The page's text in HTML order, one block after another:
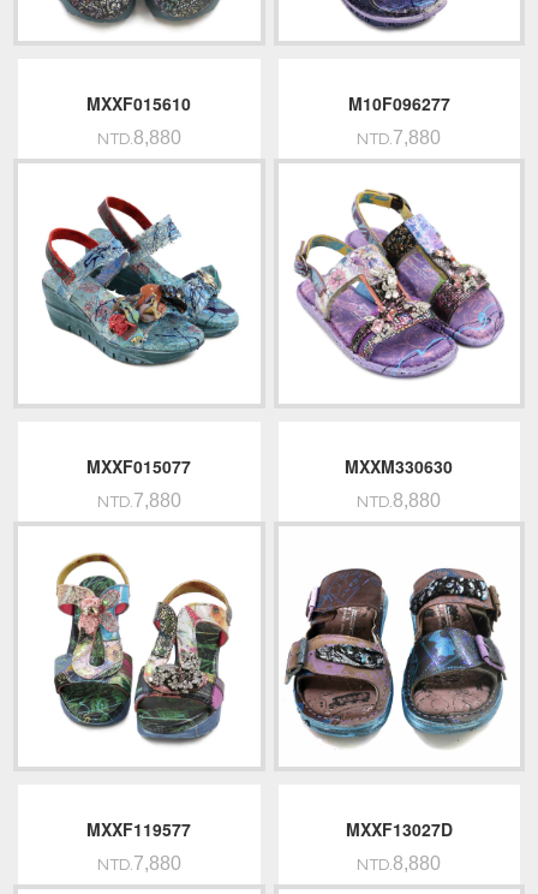
MXXF015610
NTD.8,880
M10F096277
NTD.7,880
MXXF015077
NTD.7,880
MXXM330630
NTD.8,880
MXXF119577
NTD.7,880
MXXF13027D
NTD.8,880